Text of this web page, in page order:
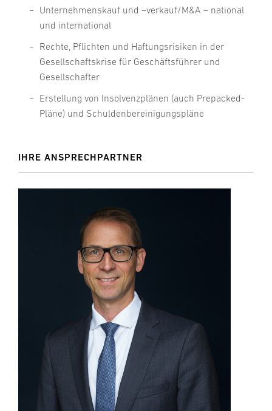
Unternehmenskauf und –verkauf/M&A – national
und international
Rechte, Pflichten und Haftungsrisiken in der
Gesellschaftskrise für Geschäftsführer und
Gesellschafter
Erstellung von Insolvenzplänen (auch Prepacked-
Pläne) und Schuldenbereinigungspläne
IHRE ANSPRECHPARTNER